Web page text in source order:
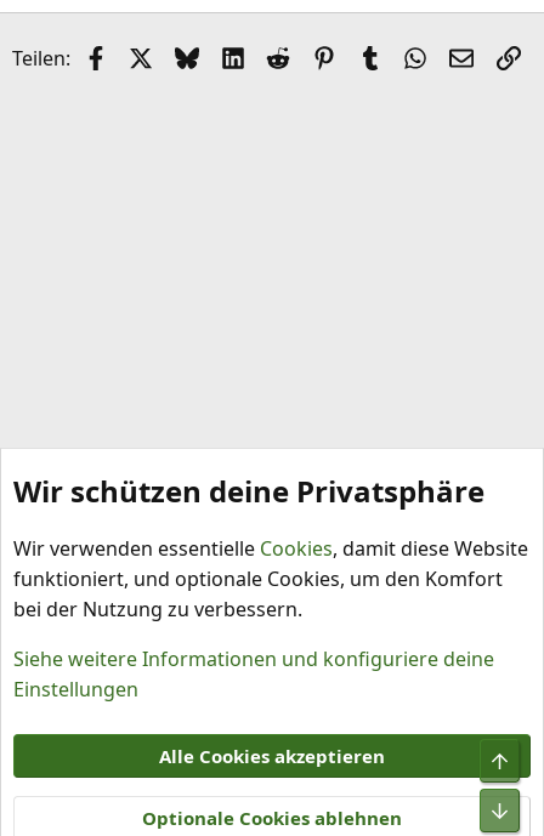
Teilen: FacebookX (Twitter)
BlueskyLinkedIn
Reddit Pinterest
Tumblr WhatsApp
E-Mail
Capsicum annuum
Nutzungsbedingungen
Datenschutz
Hilfe und Impressum
R
S
Wir schützen deine Privatsphäre
Wir verwenden essentielle Cookies, damit diese Website
funktioniert, und optionale Cookies, um den Komfort
bei der Nutzung zu verbessern.
Siehe weitere Informationen und konfiguriere deine
Einstellungen
Alle Cookies akzeptieren
Optionale Cookies ablehnen